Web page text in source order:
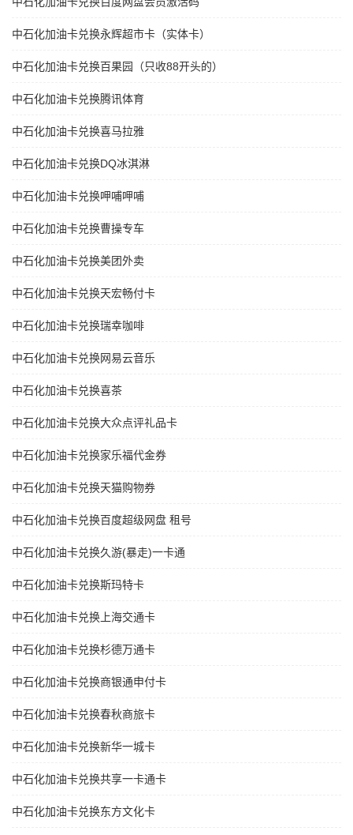
中石化加油卡兑换永辉超市卡（实体卡）
中石化加油卡兑换百果园（只收88开头的）
中石化加油卡兑换腾讯体育
中石化加油卡兑换喜马拉雅
中石化加油卡兑换DQ冰淇淋
中石化加油卡兑换呷哺呷哺
中石化加油卡兑换曹操专车
中石化加油卡兑换美团外卖
中石化加油卡兑换天宏畅付卡
中石化加油卡兑换瑞幸咖啡
中石化加油卡兑换网易云音乐
中石化加油卡兑换喜茶
中石化加油卡兑换大众点评礼品卡
中石化加油卡兑换家乐福代金券
中石化加油卡兑换天猫购物券
中石化加油卡兑换百度超级网盘 租号
中石化加油卡兑换久游(暴走)一卡通
中石化加油卡兑换斯玛特卡
中石化加油卡兑换上海交通卡
中石化加油卡兑换杉德万通卡
中石化加油卡兑换商银通申付卡
中石化加油卡兑换春秋商旅卡
中石化加油卡兑换新华一城卡
中石化加油卡兑换共享一卡通卡
中石化加油卡兑换东方文化卡